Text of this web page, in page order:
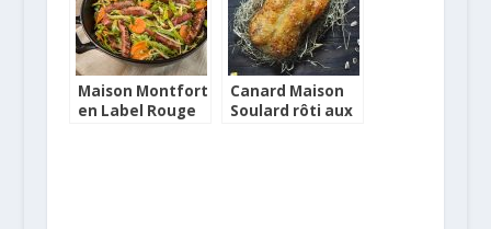
Maison Montfort
en Label Rouge
Canard Maison
Soulard rôti aux